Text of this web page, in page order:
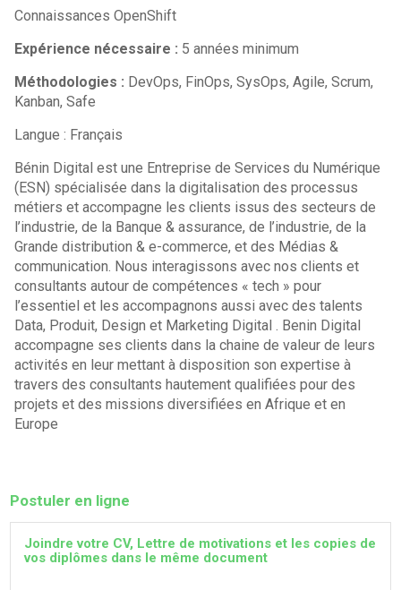
Connaissances OpenShift
Expérience nécessaire : 5 années minimum
Méthodologies : DevOps, FinOps, SysOps, Agile, Scrum,
Kanban, Safe
Langue : Français
Bénin Digital est une Entreprise de Services du Numérique
(ESN) spécialisée dans la digitalisation des processus
métiers et accompagne les clients issus des secteurs de
l’industrie, de la Banque & assurance, de l’industrie, de la
Grande distribution & e-commerce, et des Médias &
communication. Nous interagissons avec nos clients et
consultants autour de compétences « tech » pour
l’essentiel et les accompagnons aussi avec des talents
Data, Produit, Design et Marketing Digital . Benin Digital
accompagne ses clients dans la chaine de valeur de leurs
activités en leur mettant à disposition son expertise à
travers des consultants hautement qualifiées pour des
projets et des missions diversifiées en Afrique et en
Europe
Postuler en ligne
Joindre votre CV, Lettre de motivations et les copies de
vos diplômes dans le même document